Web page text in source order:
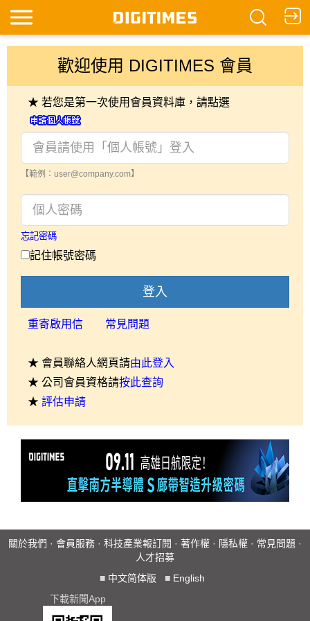
歡迎使用 DIGITIMES 會員
★ 若您是第一次使用會員資料庫，請點選
【範例：user@company.com】
忘記密碼
記住帳號密碼
登入
重寄啟用信 常見問題
★ 會員聯絡人網頁請由此登入
★ 公司會員資格請按此查詢
★ 評估申請
關於我們 · 會員服務 · 科技產業報訂閱 · 著作權 · 隱私權 · 常見問題 ·
人才招募
■ 中文简体版 ■ English
下載新聞App